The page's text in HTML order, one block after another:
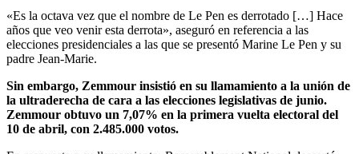
«Es la octava vez que el nombre de Le Pen es derrotado […] Hace
años que veo venir esta derrota», aseguró en referencia a las
elecciones presidenciales a las que se presentó Marine Le Pen y su
padre Jean-Marie.
Sin embargo, Zemmour insistió en su llamamiento a la unión de
la ultraderecha de cara a las elecciones legislativas de junio.
Zemmour obtuvo un 7,07% en la primera vuelta electoral del
10 de abril, con 2.485.000 votos.